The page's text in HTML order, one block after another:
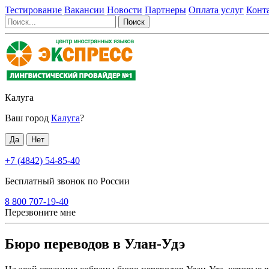
Тестирование Вакансии Новости Партнеры Оплата услуг
Калуга
Ваш город Калуга?
+7 (4842) 54-85-40
Бесплатный звонок по России
8 800 707-19-40
Перезвоните мне
Бюро переводов в Улан-Удэ